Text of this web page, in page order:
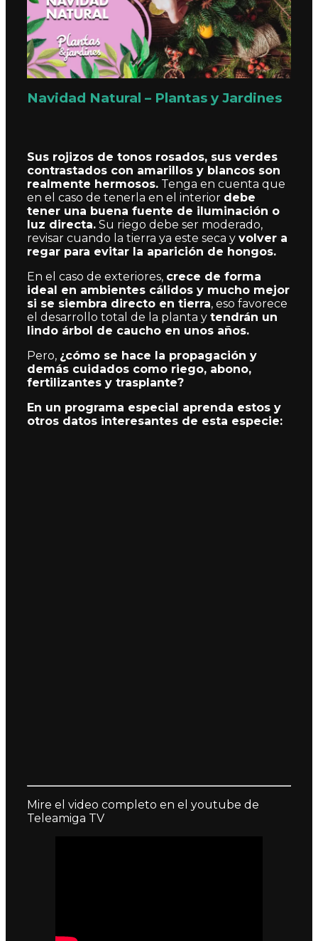
Navidad Natural – Plantas y Jardines
Sus rojizos de tonos rosados, sus verdes
contrastados con amarillos y blancos son
realmente hermosos. Tenga en cuenta que
en el caso de tenerla en el interior debe
tener una buena fuente de iluminación o
luz directa. Su riego debe ser moderado,
revisar cuando la tierra ya este seca y volver a
regar para evitar la aparición de hongos.
En el caso de exteriores, crece de forma
ideal en ambientes cálidos y mucho mejor
si se siembra directo en tierra, eso favorece
el desarrollo total de la planta y tendrán un
lindo árbol de caucho en unos años.
Pero, ¿cómo se hace la propagación y
demás cuidados como riego, abono,
fertilizantes y trasplante?
En un programa especial aprenda estos y
otros datos interesantes de esta especie:
Mire el video completo en el youtube de
Teleamiga TV